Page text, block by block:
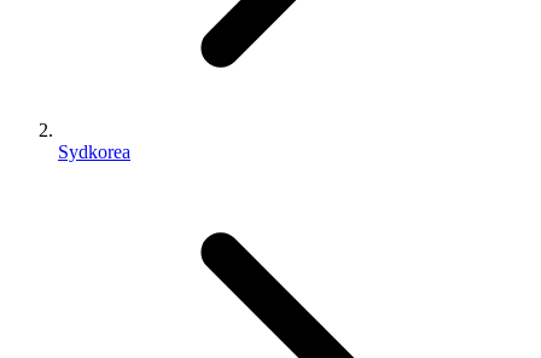
Sydkorea